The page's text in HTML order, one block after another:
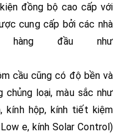
đồng bộ cao cấp với
cung cấp bởi các nhà
đầu như
cầu cũng có độ bền và
chủng loại, màu sắc như
kính hộp, kính tiết kiệm
e, kính Solar Control)